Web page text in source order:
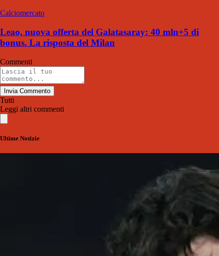
Calciomercato
Leao, nuova offerta del Galatasaray: 40 mln+5 di
bonus. La risposta del Milan
Commenti
Invia Commento
Tutti
Leggi altri commenti
Ultime Notizie